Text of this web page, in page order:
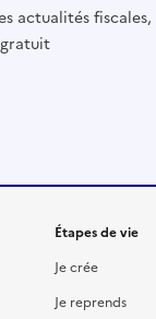
actualités
Étapes de vie
Je crée
Je reprends